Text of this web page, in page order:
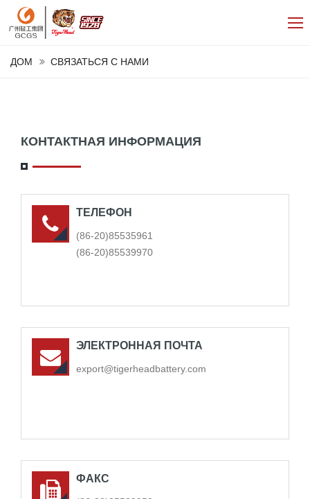
ДОМ СВЯЗАТЬСЯ С НАМИ
КОНТАКТНАЯ ИНФОРМАЦИЯ
ТЕЛЕФОН
(86-20)85535961
(86-20)85539970
ЭЛЕКТРОННАЯ ПОЧТА
export@tigerheadbattery.com
ФАКС